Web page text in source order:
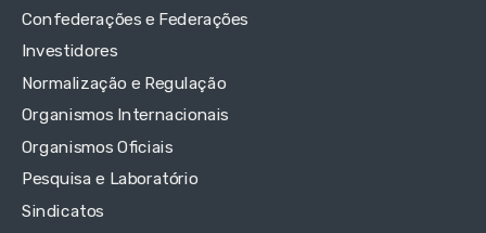
Confederações e Federações
Investidores
Normalização e Regulação
Organismos Internacionais
Organismos Oficiais
Pesquisa e Laboratório
Sindicatos